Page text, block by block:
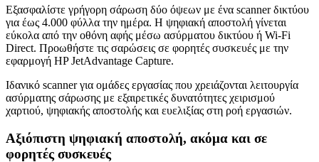
Εξασφαλίστε γρήγορη σάρωση δύο όψεων με ένα scanner δικτύου
για έως 4.000 φύλλα την ημέρα. Η ψηφιακή αποστολή γίνεται
εύκολα από την οθόνη αφής μέσω ασύρματου δικτύου ή Wi-Fi
Direct. Προωθήστε τις σαρώσεις σε φορητές συσκευές με την
εφαρμογή HP JetAdvantage Capture.
Ιδανικό scanner για ομάδες εργασίας που χρειάζονται λειτουργία
ασύρματης σάρωσης με εξαιρετικές δυνατότητες χειρισμού
χαρτιού, ψηφιακής αποστολής και ευελιξίας στη ροή εργασιών.
Αξιόπιστη ψηφιακή αποστολή, ακόμα και σε
φορητές συσκευές